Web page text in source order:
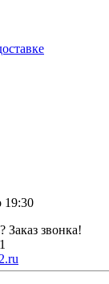
19:30
Заказ звонка!